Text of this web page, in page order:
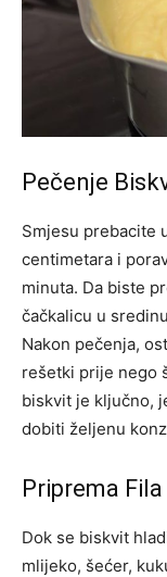
Pečenje
Smjesu prebacite
centimetara i
minuta. Da biste
čačkalicu u
Nakon pečenja,
rešetki prije nego
biskvit je ključno,
dobiti željenu
Priprema Fila
Dok se biskvit
mlijeko, šećer,